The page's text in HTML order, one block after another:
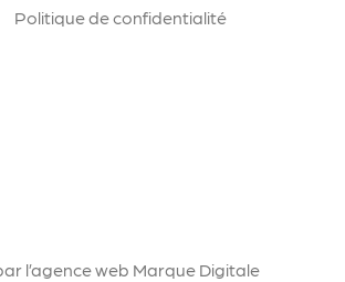
Politique de confidentialité
l’agence web Marque Digitale